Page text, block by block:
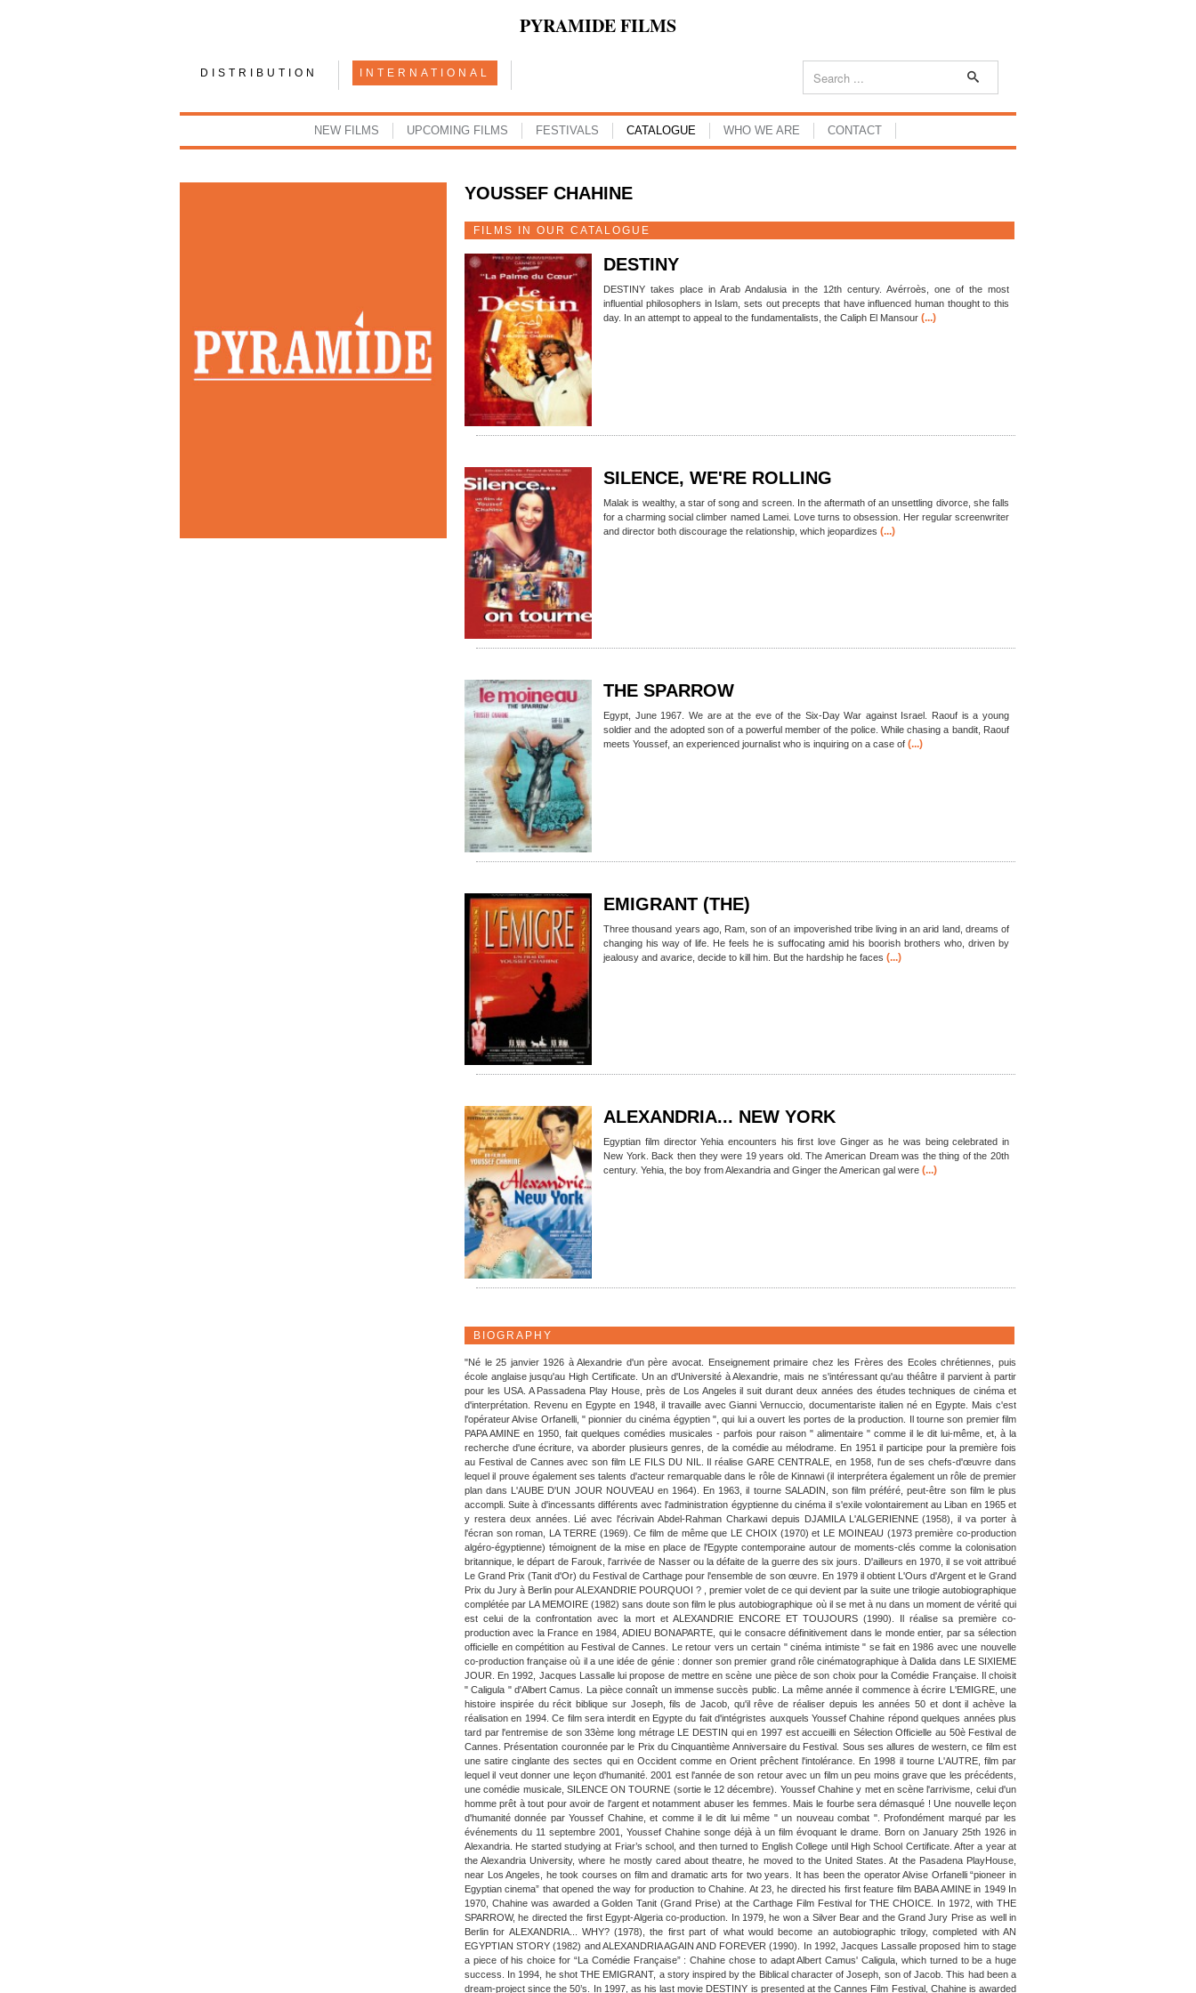
PYRAMIDE FILMS
DISTRIBUTION INTERNATIONAL
NEW FILMS UPCOMING FILMS FESTIVALS CATALOGUE WHO WE ARE CONTACT
YOUSSEF CHAHINE
FILMS IN OUR CATALOGUE
DESTINY
DESTINY takes place in Arab Andalusia in the 12th century. Avérroès, one of the most
influential philosophers in Islam, sets out precepts that have influenced human thought to this
day. In an attempt to appeal to the fundamentalists, the Caliph El Mansour (...)
SILENCE, WE'RE ROLLING
Malak is wealthy, a star of song and screen. In the aftermath of an unsettling divorce, she falls
for a charming social climber named Lamei. Love turns to obsession. Her regular screenwriter
and director both discourage the relationship, which jeopardizes (...)
THE SPARROW
Egypt, June 1967. We are at the eve of the Six-Day War against Israel. Raouf is a young
soldier and the adopted son of a powerful member of the police. While chasing a bandit, Raouf
meets Youssef, an experienced journalist who is inquiring on a case of (...)
EMIGRANT (THE)
Three thousand years ago, Ram, son of an impoverished tribe living in an arid land, dreams of
changing his way of life. He feels he is suffocating amid his boorish brothers who, driven by
jealousy and avarice, decide to kill him. But the hardship he faces (...)
ALEXANDRIA... NEW YORK
Egyptian film director Yehia encounters his first love Ginger as he was being celebrated in
New York. Back then they were 19 years old. The American Dream was the thing of the 20th
century. Yehia, the boy from Alexandria and Ginger the American gal were (...)
BIOGRAPHY
"Né le 25 janvier 1926 à Alexandrie d'un père avocat. Enseignement primaire chez les Frères des Ecoles chrétiennes, puis
école anglaise jusqu'au High Certificate. Un an d'Université à Alexandrie, mais ne s'intéressant qu'au théâtre il parvient à partir
pour les USA. A Passadena Play House, près de Los Angeles il suit durant deux années des études techniques de cinéma et
d'interprétation. Revenu en Egypte en 1948, il travaille avec Gianni Vernuccio, documentariste italien né en Egypte. Mais c'est
l'opérateur Alvise Orfanelli, " pionnier du cinéma égyptien ", qui lui a ouvert les portes de la production. Il tourne son premier film
PAPA AMINE en 1950, fait quelques comédies musicales - parfois pour raison " alimentaire " comme il le dit lui-même, et, à la
recherche d'une écriture, va aborder plusieurs genres, de la comédie au mélodrame. En 1951 il participe pour la première fois
au Festival de Cannes avec son film LE FILS DU NIL. Il réalise GARE CENTRALE, en 1958, l'un de ses chefs-d'œuvre dans
lequel il prouve également ses talents d'acteur remarquable dans le rôle de Kinnawi (il interprétera également un rôle de premier
plan dans L'AUBE D'UN JOUR NOUVEAU en 1964). En 1963, il tourne SALADIN, son film préféré, peut-être son film le plus
accompli. Suite à d'incessants différents avec l'administration égyptienne du cinéma il s'exile volontairement au Liban en 1965 et
y restera deux années. Lié avec l'écrivain Abdel-Rahman Charkawi depuis DJAMILA L'ALGERIENNE (1958), il va porter à
l'écran son roman, LA TERRE (1969). Ce film de même que LE CHOIX (1970) et LE MOINEAU (1973 première co-production
algéro-égyptienne) témoignent de la mise en place de l'Egypte contemporaine autour de moments-clés comme la colonisation
britannique, le départ de Farouk, l'arrivée de Nasser ou la défaite de la guerre des six jours. D'ailleurs en 1970, il se voit attribué
Le Grand Prix (Tanit d'Or) du Festival de Carthage pour l'ensemble de son œuvre. En 1979 il obtient L'Ours d'Argent et le Grand
Prix du Jury à Berlin pour ALEXANDRIE POURQUOI ? , premier volet de ce qui devient par la suite une trilogie autobiographique
complétée par LA MEMOIRE (1982) sans doute son film le plus autobiographique où il se met à nu dans un moment de vérité qui
est celui de la confrontation avec la mort et ALEXANDRIE ENCORE ET TOUJOURS (1990). Il réalise sa première co-
production avec la France en 1984, ADIEU BONAPARTE, qui le consacre définitivement dans le monde entier, par sa sélection
officielle en compétition au Festival de Cannes. Le retour vers un certain " cinéma intimiste " se fait en 1986 avec une nouvelle
co-production française où il a une idée de génie : donner son premier grand rôle cinématographique à Dalida dans LE SIXIEME
JOUR. En 1992, Jacques Lassalle lui propose de mettre en scène une pièce de son choix pour la Comédie Française. Il choisit
" Caligula " d'Albert Camus. La pièce connaît un immense succès public. La même année il commence à écrire L'EMIGRE, une
histoire inspirée du récit biblique sur Joseph, fils de Jacob, qu'il rêve de réaliser depuis les années 50 et dont il achève la
réalisation en 1994. Ce film sera interdit en Egypte du fait d'intégristes auxquels Youssef Chahine répond quelques années plus
tard par l'entremise de son 33ème long métrage LE DESTIN qui en 1997 est accueilli en Sélection Officielle au 50è Festival de
Cannes. Présentation couronnée par le Prix du Cinquantième Anniversaire du Festival. Sous ses allures de western, ce film est
une satire cinglante des sectes qui en Occident comme en Orient prêchent l'intolérance. En 1998 il tourne L'AUTRE, film par
lequel il veut donner une leçon d'humanité. 2001 est l'année de son retour avec un film un peu moins grave que les précédents,
une comédie musicale, SILENCE ON TOURNE (sortie le 12 décembre). Youssef Chahine y met en scène l'arrivisme, celui d'un
homme prêt à tout pour avoir de l'argent et notamment abuser les femmes. Mais le fourbe sera démasqué ! Une nouvelle leçon
d'humanité donnée par Youssef Chahine, et comme il le dit lui même " un nouveau combat ". Profondément marqué par les
événements du 11 septembre 2001, Youssef Chahine songe déjà à un film évoquant le drame. Born on January 25th 1926 in
Alexandria. He started studying at Friar’s school, and then turned to English College until High School Certificate. After a year at
the Alexandria University, where he mostly cared about theatre, he moved to the United States. At the Pasadena PlayHouse,
near Los Angeles, he took courses on film and dramatic arts for two years. It has been the operator Alvise Orfanelli “pioneer in
Egyptian cinema” that opened the way for production to Chahine. At 23, he directed his first feature film BABA AMINE in 1949 In
1970, Chahine was awarded a Golden Tanit (Grand Prise) at the Carthage Film Festival for THE CHOICE. In 1972, with THE
SPARROW, he directed the first Egypt-Algeria co-production. In 1979, he won a Silver Bear and the Grand Jury Prise as well in
Berlin for ALEXANDRIA... WHY? (1978), the first part of what would become an autobiographic trilogy, completed with AN
EGYPTIAN STORY (1982) and ALEXANDRIA AGAIN AND FOREVER (1990). In 1992, Jacques Lassalle proposed him to stage
a piece of his choice for “La Comédie Française” : Chahine chose to adapt Albert Camus' Caligula, which turned to be a huge
success. In 1994, he shot THE EMIGRANT, a story inspired by the Biblical character of Joseph, son of Jacob. This had been a
dream-project since the 50’s. In 1997, as his last movie DESTINY is presented at the Cannes Film Festival, Chahine is awarded